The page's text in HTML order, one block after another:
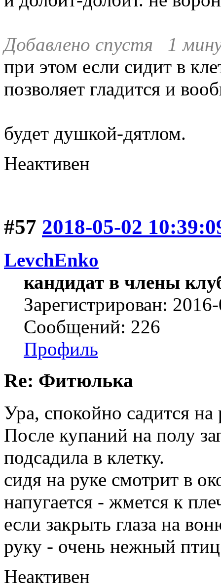
Добавлено спустя 1
при этом если сидит в
позволяет гладится и
будет душкой-дятлом.
Неактивен
#57 2018-05-02
LevchEnko
кандидат в члены
Зарегистрирован:
Сообщений: 226
Профиль
Re: Фитюлька
Ура, спокойно садится
После купаний на полу
подсадила в клетку.
сидя на руке смотрит в
напугается - жмется к
если закрыть глаза на
руку - очень нежный птиц
Неактивен